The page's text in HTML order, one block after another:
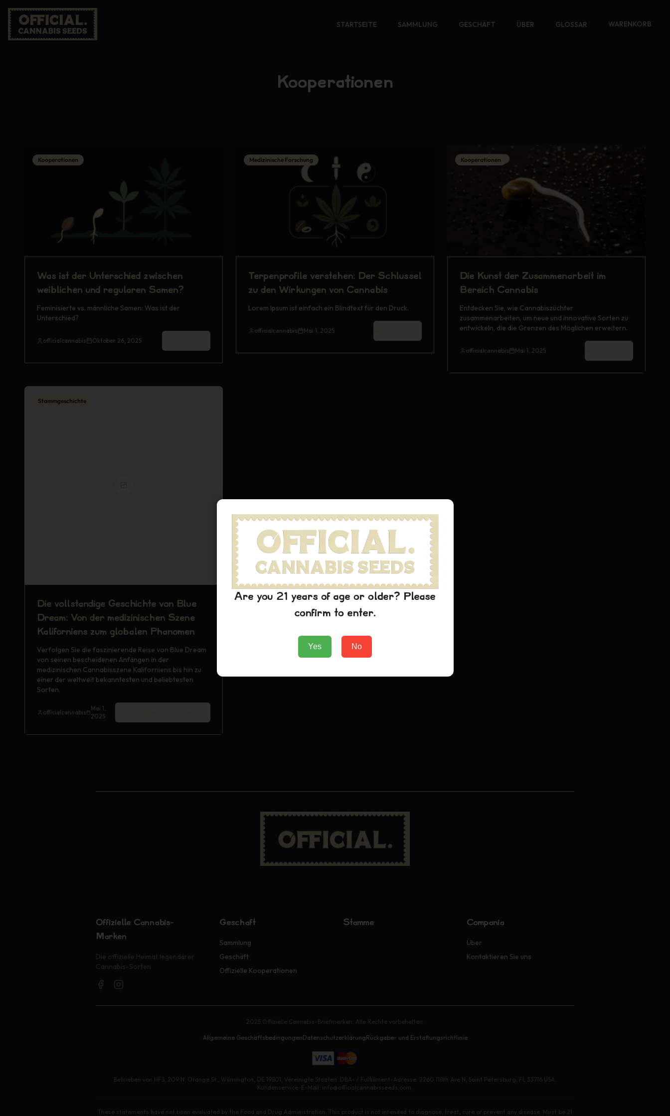
STARTSEITE SAMMLUNG GESCHÄFT ÜBER GLOSSAR WARENKORB
Kooperationen
Kooperationen
Was ist der Unterschied zwischen
weiblichen und regulären Samen?
Feminisierte vs. männliche Samen: Was ist der
Unterschied?
officialcannabis Oktober 26, 2025
Medizinische Forschung
Terpenprofile verstehen: Der Schlüssel
zu den Wirkungen von Cannabis
Lorem Ipsum ist einfach ein Blindtext für den Druck.
officialcannabis Mai 1, 2025
Kooperationen
Die Kunst der Zusammenarbeit im
Bereich Cannabis
Entdecken Sie, wie Cannabiszüchter
zusammenarbeiten, um neue und innovative Sorten zu
entwickeln, die die Grenzen des Möglichen erweitern.
officialcannabis Mai 1, 2025
Stammgeschichte
Die vollständige Geschichte von Blue
Dream: Von der medizinischen Szene
Kaliforniens zum globalen Phänomen
Verfolgen Sie die faszinierende Reise von Blue Dream
von seinen bescheidenen Anfängen in der
medizinischen Cannabisszene Kaliforniens bis hin zu
einer der weltweit bekanntesten und beliebtesten
Sorten.
officialcannabis
Mai 1,
2025
Offizielle Cannabis-
Marken
Die offizielle Heimat legendärer
Cannabis-Sorten
Geschäft
Sammlung
Geschäft
Offizielle Kooperationen
Stämme Compañía
Über
Kontaktieren Sie uns
2025 Offizielle Cannabis-Briefmarken. Alle Rechte vorbehalten.
Allgemeine GeschäftsbedingungenDatenschutzerklärungRückgabe- und Erstattungsrichtlinie
Betrieben von HFS, 209 N. Orange St., Wilmington, DE 19801, Vereinigte Staaten. DBA- / Fulfillment-Adresse: 2260 118th Ave N, Saint Petersburg, FL 33716 USA.
Kundenservice-E-Mail: info@officialcannabisseeds.com.
These statements have not been evaluated by the Food and Drug Administration. This product is not intended to diagnose, treat, cure or prevent any disease. Must be 21
Are you 21 years of age or older? Please
confirm to enter.
Yes No